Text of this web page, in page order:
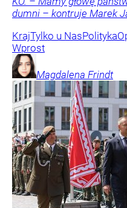
dumni – kontruje Marek
KrajTylko u NasPolityka
Wprost
Magdalena Frindt